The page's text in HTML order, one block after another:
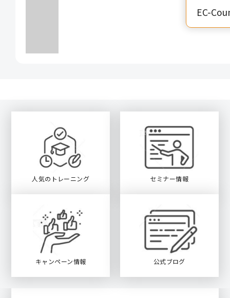
EC-
人気のトレーニング セミナー情報
キャンペーン情報 公式ブログ